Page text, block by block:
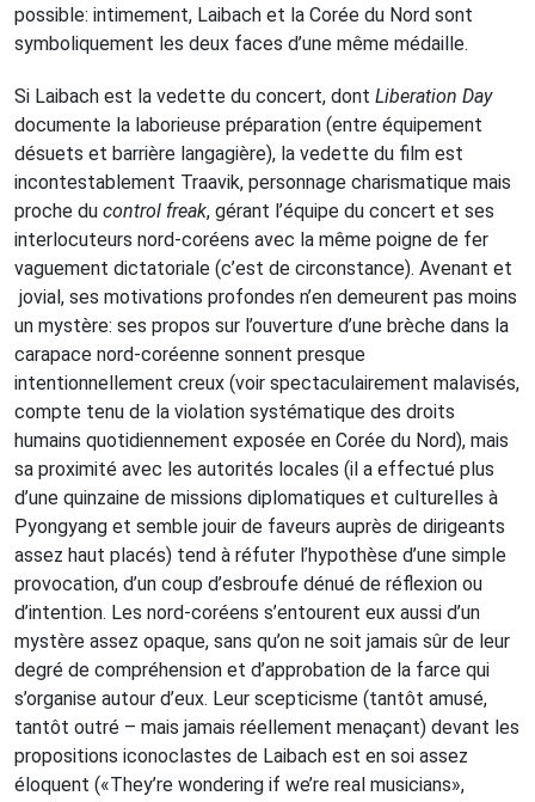
possible: intimement, Laibach et la Corée du Nord sont
symboliquement les deux faces d’une même médaille.
Si Laibach est la vedette du concert, dont Liberation Day
documente la laborieuse préparation (entre équipement
désuets et barrière langagière), la vedette du film est
incontestablement Traavik, personnage charismatique mais
proche du control freak, gérant l’équipe du concert et ses
interlocuteurs nord-coréens avec la même poigne de fer
vaguement dictatoriale (c’est de circonstance). Avenant et
jovial, ses motivations profondes n’en demeurent pas moins
un mystère: ses propos sur l’ouverture d’une brèche dans la
carapace nord-coréenne sonnent presque
intentionnellement creux (voir spectaculairement malavisés,
compte tenu de la violation systématique des droits
humains quotidiennement exposée en Corée du Nord), mais
sa proximité avec les autorités locales (il a effectué plus
d’une quinzaine de missions diplomatiques et culturelles à
Pyongyang et semble jouir de faveurs auprès de dirigeants
assez haut placés) tend à réfuter l’hypothèse d’une simple
provocation, d’un coup d’esbroufe dénué de réflexion ou
d’intention. Les nord-coréens s’entourent eux aussi d’un
mystère assez opaque, sans qu’on ne soit jamais sûr de leur
degré de compréhension et d’approbation de la farce qui
s’organise autour d’eux. Leur scepticisme (tantôt amusé,
tantôt outré – mais jamais réellement menaçant) devant les
propositions iconoclastes de Laibach est en soi assez
éloquent («They’re wondering if we’re real musicians»,